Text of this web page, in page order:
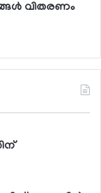
വിതരണം